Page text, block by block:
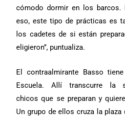
cómodo dormir en los barcos.
eso, este tipo de prácticas es
los cadetes de si están
eligieron”, puntualiza.
El contraalmirante Basso
Escuela. Allí transcurre la
chicos que se preparan y
Un grupo de ellos cruza la